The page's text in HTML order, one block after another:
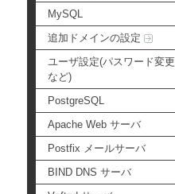
MySQL
追加ドメインの設定
ユーザ設定(パスワード変更
など)
PostgreSQL
Apache Web サーバ
Postfix メールサーバ
BIND DNS サーバ